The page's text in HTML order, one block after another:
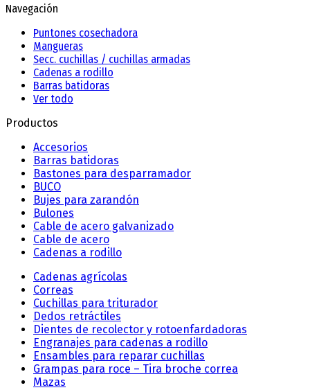
Navegación
Puntones cosechadora
Mangueras
Secc. cuchillas / cuchillas armadas
Cadenas a rodillo
Barras batidoras
Ver todo
Productos
Accesorios
Barras batidoras
Bastones para desparramador
BUCO
Bujes para zarandón
Bulones
Cable de acero galvanizado
Cable de acero
Cadenas a rodillo
Cadenas agrícolas
Correas
Cuchillas para triturador
Dedos retráctiles
Dientes de recolector y rotoenfardadoras
Engranajes para cadenas a rodillo
Ensambles para reparar cuchillas
Grampas para roce – Tira broche correa
Mazas